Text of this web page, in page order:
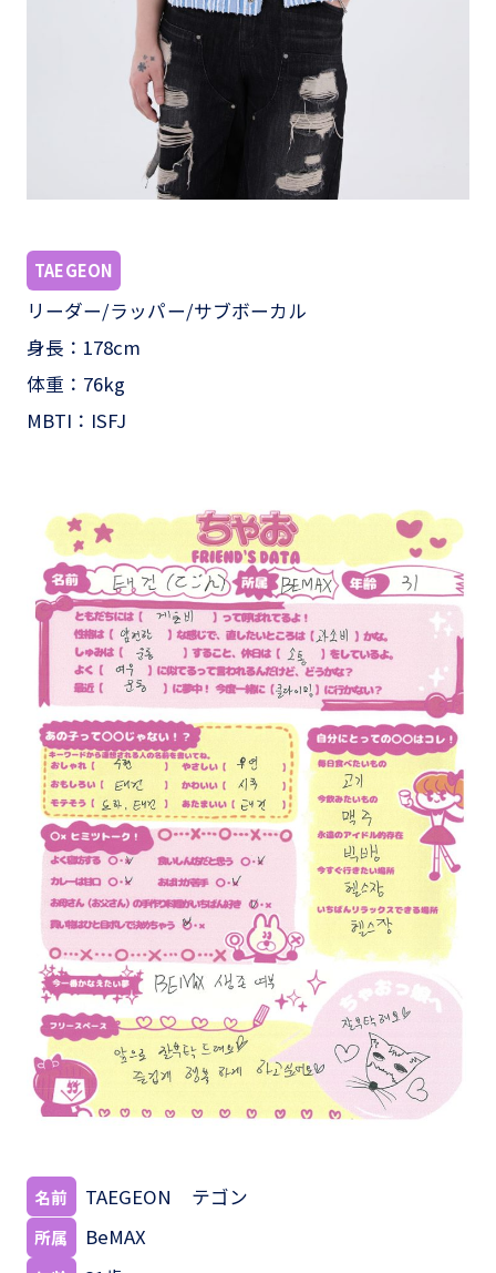
TAEGEON
リーダー/ラッパー/サブボーカル
身長：178cm
体重：76kg
MBTI：ISFJ
名前 TAEGEON テゴン
所属 BeMAX